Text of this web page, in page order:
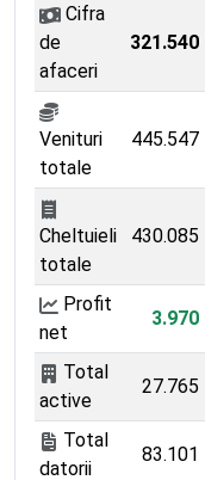
Cifra
de
afaceri
321.540
Venituri
totale
445.547
Cheltuieli
totale
430.085
Profit
net
3.970
Total
active
27.765
Total
datorii
83.101